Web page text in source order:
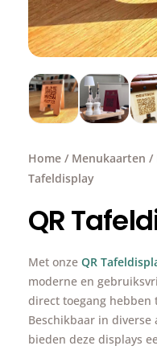
Home / Menukaarten /
Tafeldisplay
QR
Met onze QR
moderne en
direct toegang hebben
Beschikbaar in
bieden deze displays